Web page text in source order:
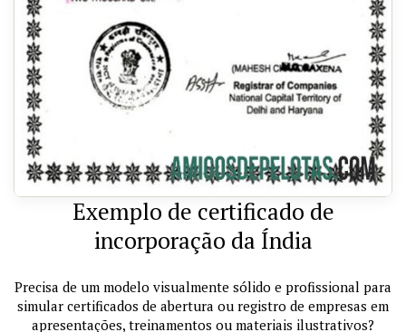
Exemplo de certificado de
incorporação da Índia
Precisa de um modelo visualmente sólido e profissional para
simular certificados de abertura ou registro de empresas em
apresentações, treinamentos ou materiais ilustrativos?